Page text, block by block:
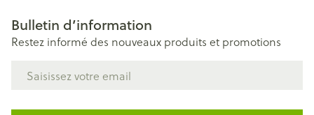
Bulletin d’information
Restez informé des nouveaux produits et promotions